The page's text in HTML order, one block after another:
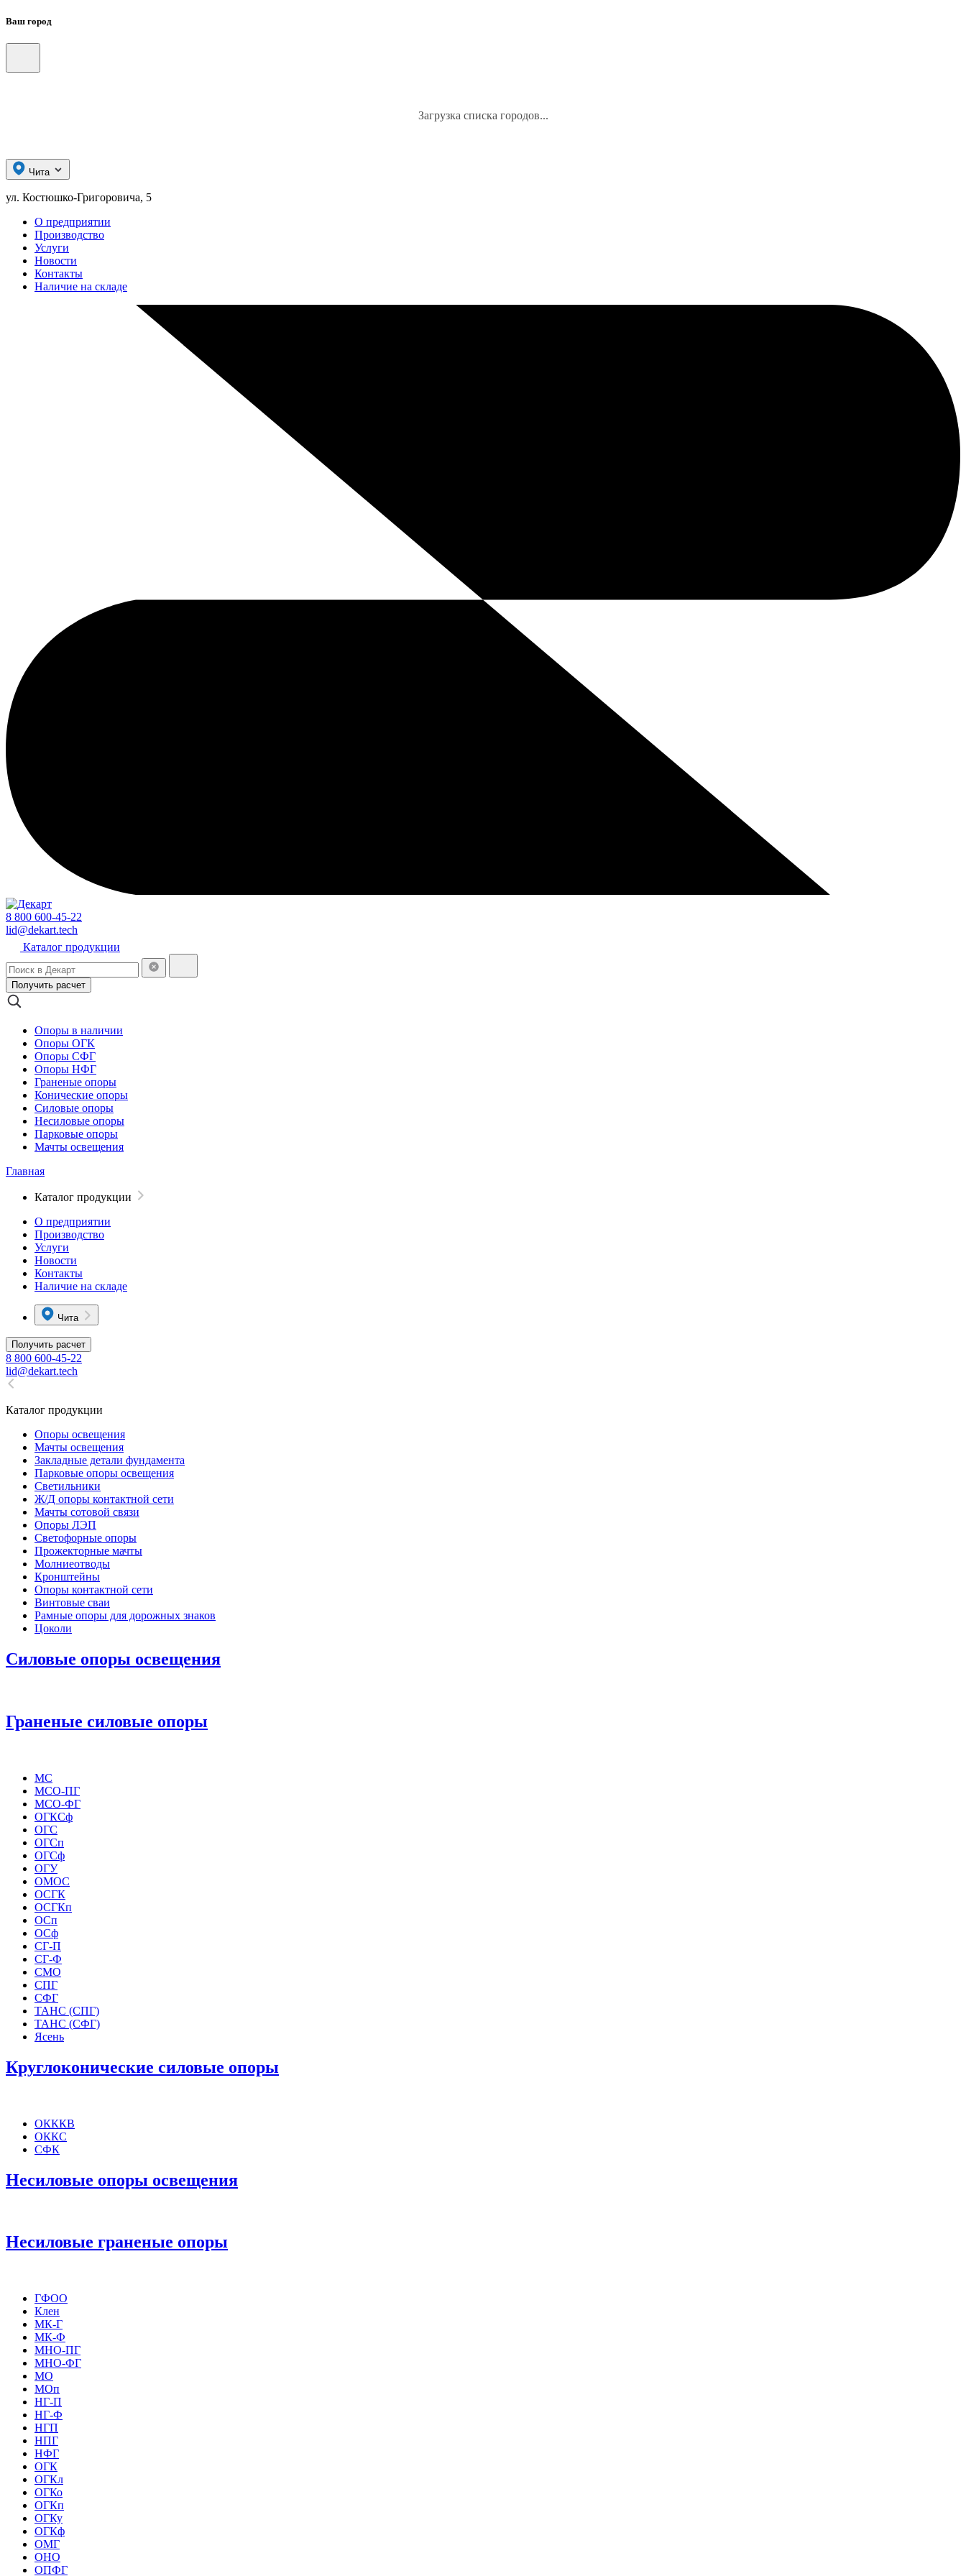
Ваш город
Загрузка списка городов...
Чита
ул. Костюшко-Григоровича, 5
О предприятии
Производство
Услуги
Новости
Контакты
Наличие на складе
8 800 600-45-22
lid@dekart.tech
Каталог продукции
Получить расчет
Опоры в наличии
Опоры ОГК
Опоры СФГ
Опоры НФГ
Граненые опоры
Конические опоры
Силовые опоры
Несиловые опоры
Парковые опоры
Мачты освещения
Главная
Каталог продукции
О предприятии
Производство
Услуги
Новости
Контакты
Наличие на складе
Чита
Получить расчет
8 800 600-45-22
lid@dekart.tech
Каталог продукции
Oпоры oсвeщения
Мачты освещения
Закладные детали фундамента
Парковые опоры освещения
Светильники
Ж/Д опоры контактной сети
Мачты сотовой связи
Опоры ЛЭП
Светофорные опоры
Прожекторные мачты
Молниеотводы
Кронштейны
Опоры контактной сети
Винтовые сваи
Рамные опоры для дорожных знаков
Цоколи
Силовые опоры освещения
Граненые силовые опоры
МС
МСО-ПГ
МСО-ФГ
ОГКСф
ОГС
ОГСп
ОГСф
ОГУ
ОМОС
ОСГК
ОСГКп
ОСп
ОСф
СГ-П
СГ-Ф
СМО
СПГ
СФГ
ТАНС (СПГ)
ТАНС (СФГ)
Ясень
Круглоконические силовые опоры
ОКККВ
ОККС
СФК
Несиловые опоры освещения
Несиловые граненые опоры
ГФОО
Клен
МК-Г
МК-Ф
МНО-ПГ
МНО-ФГ
МО
МОп
НГ-П
НГ-Ф
НГП
НПГ
НФГ
ОГК
ОГКл
ОГКо
ОГКп
ОГКу
ОГКф
ОМГ
ОНО
ОПФГ